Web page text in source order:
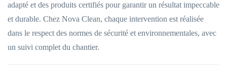
adapté et des produits certifiés pour garantir un résultat impeccable
et durable. Chez Nova Clean, chaque intervention est réalisée
dans le respect des normes de sécurité et environnementales, avec
un suivi complet du chantier.